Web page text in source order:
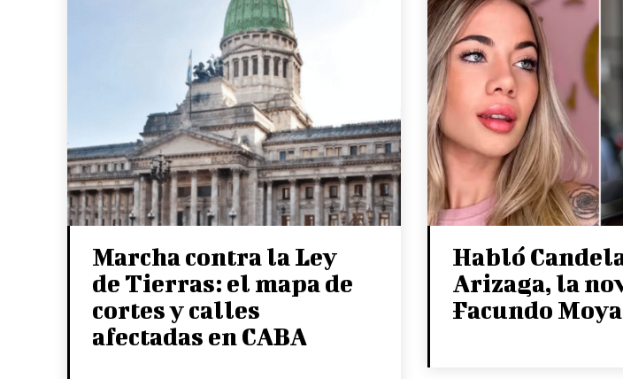
Marcha contra la Ley
de Tierras: el mapa de
cortes y calles
afectadas en CABA
Habló
Arizaga, la
Facundo